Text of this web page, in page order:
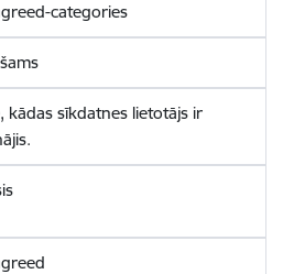
categories
kādas sīkdatnes lietotājs ir